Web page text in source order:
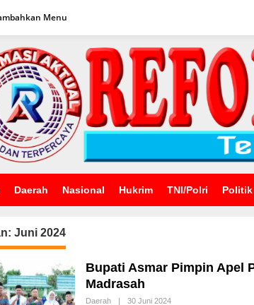
Menu
Daerah Nasional Hukrim TNI/Polri Politik
Juni 2024
Bupati Asmar Pimpin Apel
Madrasah
Daerah | 30 Juni 2024Oleh